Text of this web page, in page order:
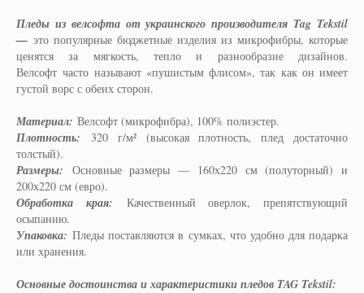
Пледы из велсофта от украинского производителя Tag Tekstil
— это популярные бюджетные изделия из микрофибры, которые
ценятся за мягкость, тепло и разнообразие дизайнов.
Велсофт часто называют «пушистым флисом», так как он имеет
густой ворс с обеих сторон.
Материал: Велсофт (микрофибра), 100% полиэстер.
Плотность: 320 г/м² (высокая плотность, плед достаточно
толстый).
Размеры: Основные размеры — 160х220 см (полуторный) и
200х220 см (евро).
Обработка края: Качественный оверлок, препятствующий
осыпанию.
Упаковка: Пледы поставляются в сумках, что удобно для подарка
или хранения.
Основные достоинства и характеристики пледов TAG Tekstil: